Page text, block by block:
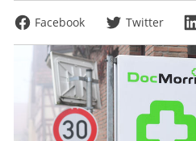
Facebook
Twitter